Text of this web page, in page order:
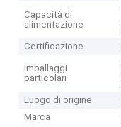
Capacità di
alimentazione
Certificazione
Imballaggi
particolari
Luogo di origine
Marca